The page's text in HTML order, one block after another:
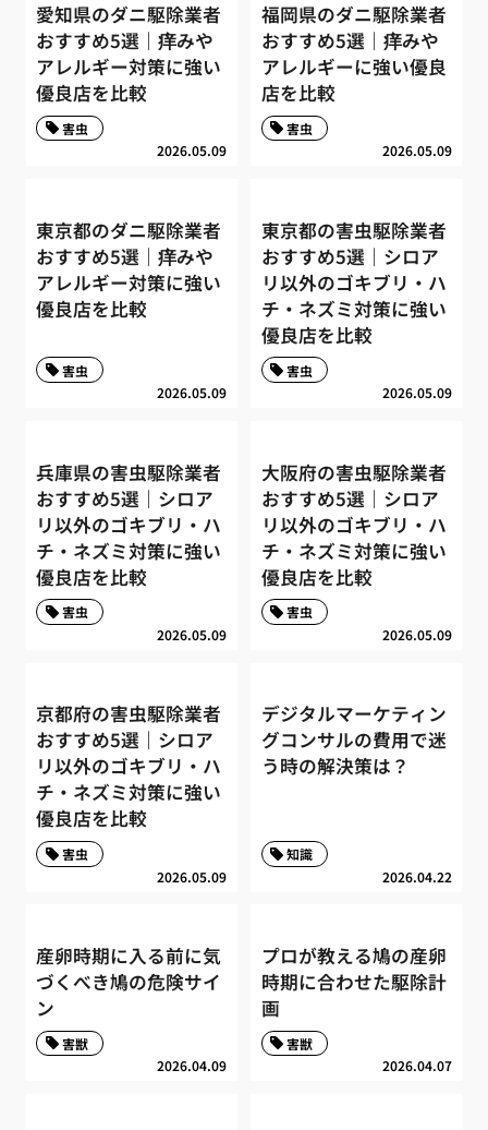
愛知県のダニ駆除業者
おすすめ5選｜痒みや
アレルギー対策に強い
優良店を比較
2026.05.09
害虫
福岡県のダニ駆除業者
おすすめ5選｜痒みや
アレルギーに強い優良
店を比較
2026.05.09
害虫
東京都のダニ駆除業者
おすすめ5選｜痒みや
アレルギー対策に強い
優良店を比較
2026.05.09
害虫
東京都の害虫駆除業者
おすすめ5選｜シロア
リ以外のゴキブリ・ハ
チ・ネズミ対策に強い
優良店を比較
2026.05.09
害虫
兵庫県の害虫駆除業者
おすすめ5選｜シロア
リ以外のゴキブリ・ハ
チ・ネズミ対策に強い
優良店を比較
2026.05.09
害虫
大阪府の害虫駆除業者
おすすめ5選｜シロア
リ以外のゴキブリ・ハ
チ・ネズミ対策に強い
優良店を比較
2026.05.09
害虫
京都府の害虫駆除業者
おすすめ5選｜シロア
リ以外のゴキブリ・ハ
チ・ネズミ対策に強い
優良店を比較
2026.05.09
害虫
デジタルマーケティン
グコンサルの費用で迷
う時の解決策は？
2026.04.22
知識
産卵時期に入る前に気
づくべき鳩の危険サイ
ン
2026.04.09
害獣
プロが教える鳩の産卵
時期に合わせた駆除計
画
2026.04.07
害獣